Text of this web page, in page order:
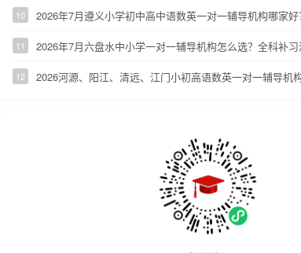
10 2026年7月遵义小学初中高中语数英一对一辅导机构哪家
11 2026年7月六盘水中小学一对一辅导机构怎么选？全科补
12 2026河源、阳江、清远、江门小初高语数英一对一辅导机